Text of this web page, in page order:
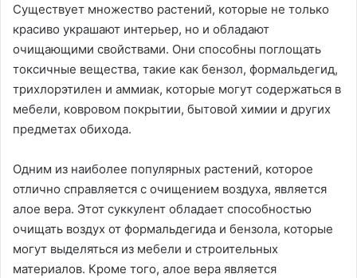
Существует множество растений, которые не только
красиво украшают интерьер, но и обладают
очищающими свойствами. Они способны поглощать
токсичные вещества, такие как бензол, формальдегид,
трихлорэтилен и аммиак, которые могут содержаться в
мебели, ковровом покрытии, бытовой химии и других
предметах обихода.
Одним из наиболее популярных растений, которое
отлично справляется с очищением воздуха, является
алое вера. Этот суккулент обладает способностью
очищать воздух от формальдегида и бензола, которые
могут выделяться из мебели и строительных
материалов. Кроме того, алое вера является